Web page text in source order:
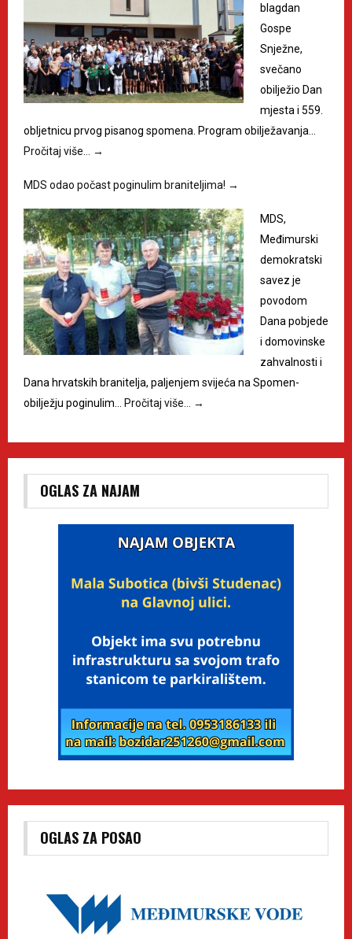
blagdan
Gospe
Snježne,
svečano
obilježio Dan
mjesta i 559.
obljetnicu prvog pisanog spomena. Program obilježavanja…
Pročitaj više…
→
MDS odao počast poginulim braniteljima! →
MDS,
Međimurski
demokratski
savez je
povodom
Dana pobjede
i domovinske
zahvalnosti i
Dana hrvatskih branitelja, paljenjem svijeća na Spomen-
obilježju poginulim…
Pročitaj više… →
OGLAS ZA NAJAM
OGLAS ZA POSAO